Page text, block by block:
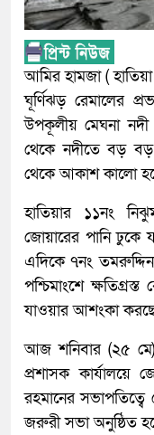
আমির হামজা ( হাতিয়া
ঘূর্ণিঝড় রেমালের
উপকূলীয় মেঘনা
থেকে নদীতে বড়
থেকে আকাশ কালো
হাতিয়ার ১১নং
জোয়ারের পানি ঢুকে
এদিকে ৭নং
পশ্চিমাংশে
যাওয়ার আশংকা
আজ শনিবার (২৫
প্রশাসক কার্যালয়ে
রহমানের
জরুরী সভা অনুষ্ঠিত